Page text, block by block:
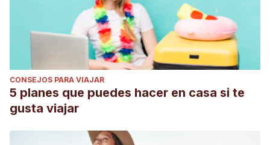
CONSEJOS PARA VIAJAR
5 planes que puedes hacer en casa si te
gusta viajar